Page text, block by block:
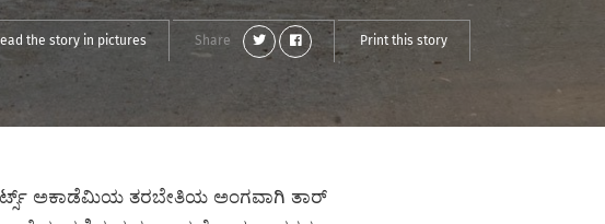
the story in pictures Share Print this story
ಅಕಾಡೆಮಿಯ ತರಬೇತಿಯ ಅಂಗವಾಗಿ ತಾರ್‌